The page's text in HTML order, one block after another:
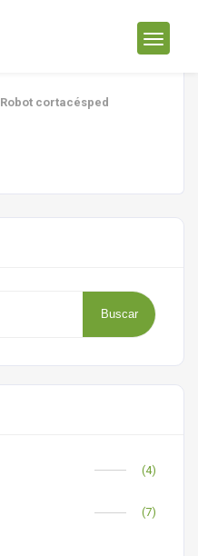
Robot cortacésped
Buscar
(4)
(7)